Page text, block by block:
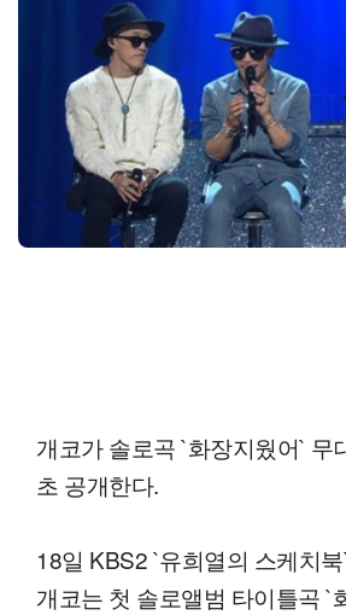
개코가 솔로곡 `화장지웠어` 무
초 공개한다.
18일 KBS2 `유희열의 스케치
개코는 첫 솔로앨범 타이틀곡 `